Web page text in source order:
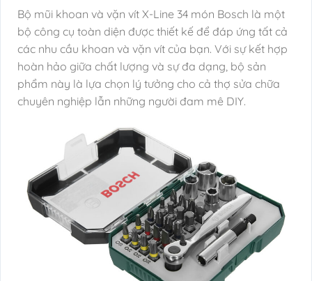
Bộ mũi khoan và vặn vít X-Line 34 món Bosch là một
bộ công cụ toàn diện được thiết kế để đáp ứng tất cả
các nhu cầu khoan và vặn vít của bạn. Với sự kết hợp
hoàn hảo giữa chất lượng và sự đa dạng, bộ sản
phẩm này là lựa chọn lý tưởng cho cả thợ sửa chữa
chuyên nghiệp lẫn những người đam mê DIY.